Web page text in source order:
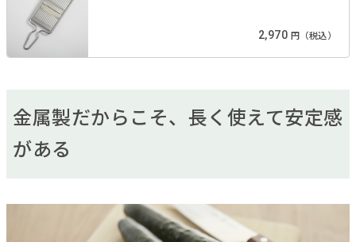
2,970 円（税込）
金属製だからこそ、長く使えて安定感
がある